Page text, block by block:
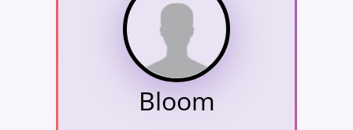
Bloom